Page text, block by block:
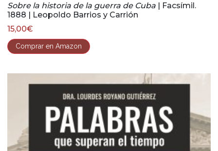
Sobre la historia de la guerra de Cuba | Facsímil.
1888 | Leopoldo Barrios y Carrión
15,00€
Comprar en Amazon